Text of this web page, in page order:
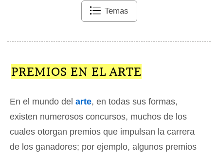
Temas
PREMIOS EN EL ARTE
En el mundo del arte, en todas sus formas,
existen numerosos concursos, muchos de los
cuales otorgan premios que impulsan la carrera
de los ganadores; por ejemplo, algunos premios